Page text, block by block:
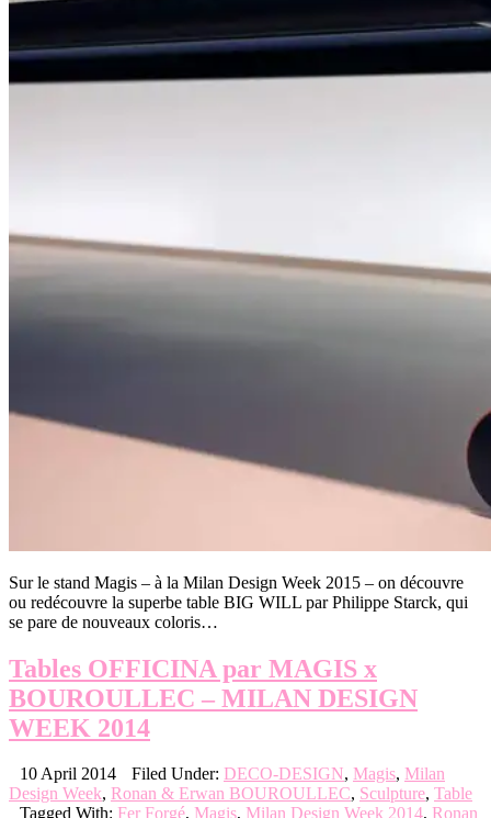
Sur le stand Magis – à la Milan Design Week 2015 – on découvre
ou redécouvre la superbe table BIG WILL par Philippe Starck, qui
se pare de nouveaux coloris…
Tables OFFICINA par MAGIS x
BOUROULLEC – MILAN DESIGN
WEEK 2014
10 April 2014 Filed Under: DECO-DESIGN, Magis, Milan
Design Week, Ronan & Erwan BOUROULLEC, Sculpture, Table
Tagged With: Fer Forgé, Magis, Milan Design Week 2014, Ronan